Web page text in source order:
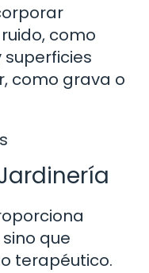
como
como grava o
que
terapéutico.